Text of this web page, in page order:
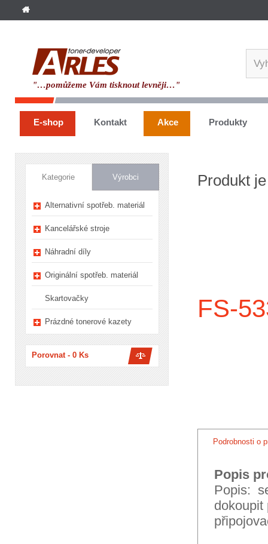
Produkt
FS-
Podrobnosti o
Popis
Popis:
dokoupit
Kategorie Výrobci
Alternativní spotřeb. materiál
Kancelářské stroje
Náhradní díly
Originální spotřeb. materiál
Skartovačky
Prázdné tonerové kazety
Porovnat - 0 Ks
"…pomůžeme Vám tisknout levněji…"
E-shop Kontakt Akce Produkty